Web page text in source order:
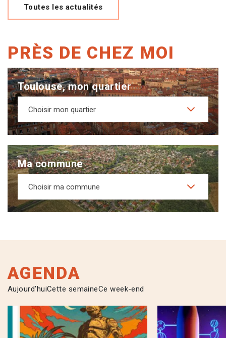
Toutes les actualités
PRÈS DE CHEZ MOI
Toulouse, mon quartier
Choisir mon quartier
Ma commune
Choisir ma commune
AGENDA
Aujourd’huiCette semaineCe week-end